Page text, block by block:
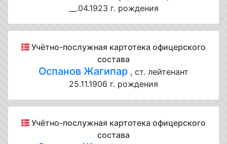
__.04.1923 г. рождения
Учётно-послужная картотека офицерского
состава
Оспанов Жагипар , ст. лейтенант
25.11.1906 г. рождения
Учётно-послужная картотека офицерского
состава